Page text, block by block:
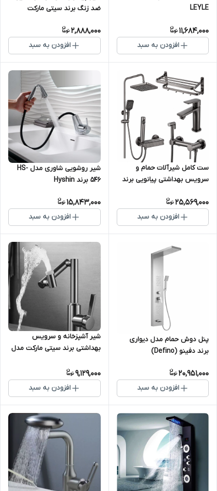
LEYLE
11,684,000
افزودن به سبد
ضد زنگ برند سیتی مارکت
2,888,000
افزودن به سبد
ست کامل شیرآلات حمام و
سرویس بهداشتی پیانویی برند
25,569,000
افزودن به سبد
شیر روشویی شاوری مدل HS-
546 برند Hyshin
15,843,000
افزودن به سبد
پنل دوش حمام مدل دیواری
برند دفینو (Defino)
20,951,000
افزودن به سبد
شیر آشپزخانه و سرویس
بهداشتی برند سیتی مارکت مدل
حالت‌های پاشش چندگانه
9,129,000
افزودن به سبد